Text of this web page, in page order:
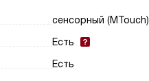
сенсорный (MTouch)
Есть
Есть